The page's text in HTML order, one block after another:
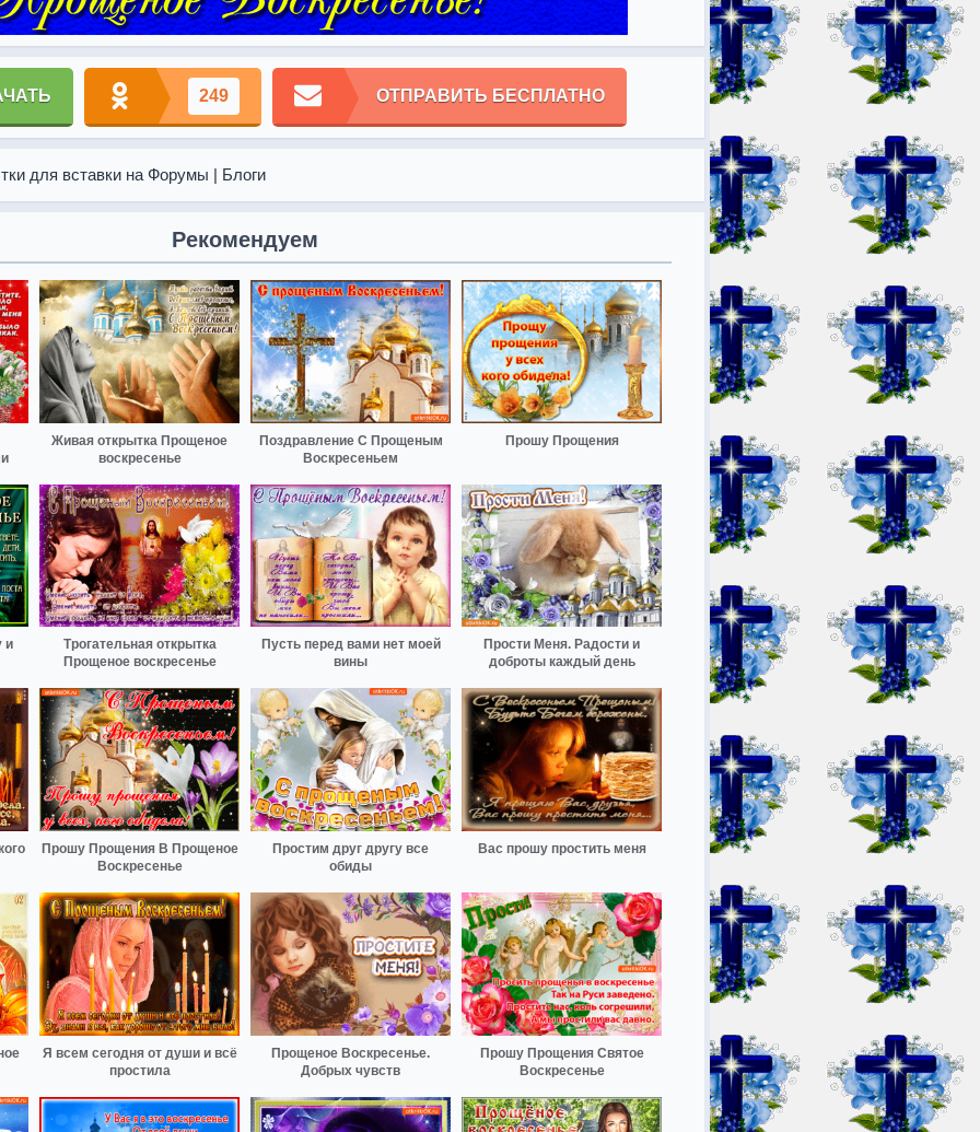
249 ОТПРАВИТЬ БЕСПЛАТНО
для вставки на Форумы | Блоги
Рекомендуем
Живая открытка Прощеное
воскресенье
Поздравление С Прощеным
Воскресеньем
Прошу Прощения
и
Трогательная открытка
Прощеное воскресенье
Пусть перед вами нет моей
вины
Прости Меня. Радости и
доброты каждый день
Прошу Прощения В Прощеное
Воскресенье
Простим друг другу все
обиды
Вас прошу простить меня
Я всем сегодня от души и всё
простила
Прощеное Воскресенье.
Добрых чувств
Прошу Прощения Святое
Воскресенье